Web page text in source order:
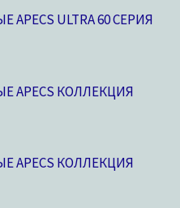
ULTRA 60 СЕРИЯ
APECS КОЛЛЕКЦИЯ
APECS КОЛЛЕКЦИЯ